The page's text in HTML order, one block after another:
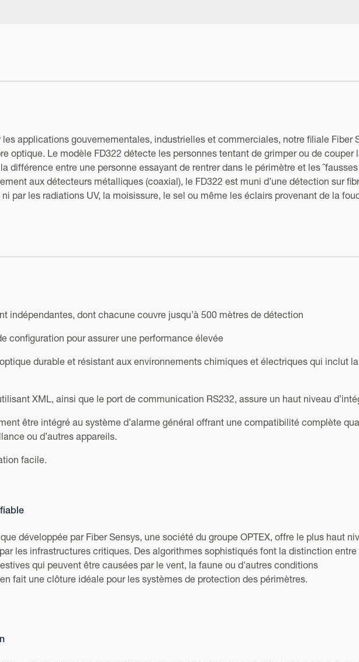
applications gouvernementales, industrielles et commerciales, notre filiale Fiber
optique. Le modèle FD322 détecte les personnes tentant de grimper ou de couper
différence entre une personne essayant de rentrer dans le périmètre et les
aux détecteurs métalliques (coaxial), le FD322 est muni d’une détection sur
par les radiations UV, la moisissure, le sel ou même les éclairs provenant de la
indépendantes, dont chacune couvre jusqu’à 500 mètres de détection
configuration pour assurer une performance élevée
durable et résistant aux environnements chimiques et électriques qui inclut
XML, ainsi que le port de communication RS232, assure un haut niveau
être intégré au système d’alarme général offrant une compatibilité complète
ou d’autres appareils.
facile.
développée par Fiber Sensys, une société du groupe OPTEX, offre le plus haut
les infrastructures critiques. Des algorithmes sophistiqués font la distinction entre
qui peuvent être causées par le vent, la faune ou d'autres conditions
fait une clôture idéale pour les systèmes de protection des périmètres.